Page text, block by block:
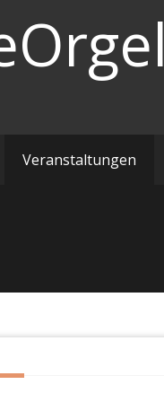
Veranstaltungen